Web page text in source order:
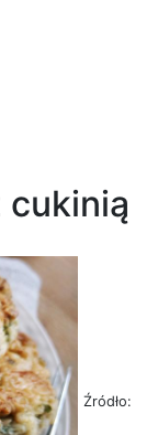
cukinią
Źródło: